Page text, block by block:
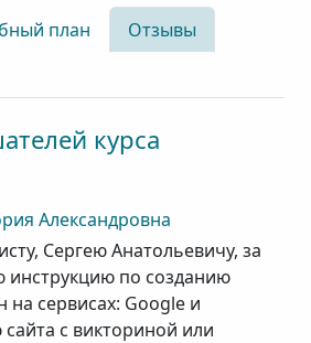
план
Отзывы
курса
Александровна
Сергею Анатольевичу, за
инструкцию по созданию
на сервисах: Google и
с викториной или